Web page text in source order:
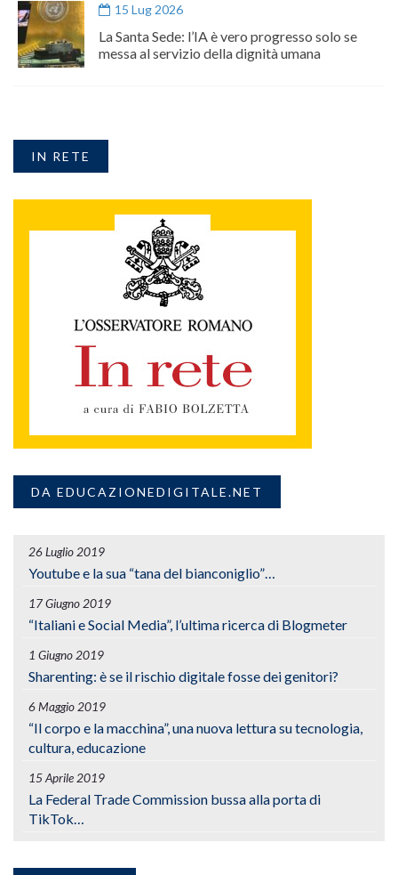
15 Lug 2026
La Santa Sede: l’IA è vero progresso solo se
messa al servizio della dignità umana
IN RETE
DA EDUCAZIONEDIGITALE.NET
26 Luglio 2019
Youtube e la sua “tana del bianconiglio”…
17 Giugno 2019
“Italiani e Social Media”, l’ultima ricerca di Blogmeter
1 Giugno 2019
Sharenting: è se il rischio digitale fosse dei genitori?
6 Maggio 2019
“Il corpo e la macchina”, una nuova lettura su tecnologia,
cultura, educazione
15 Aprile 2019
La Federal Trade Commission bussa alla porta di
TikTok…